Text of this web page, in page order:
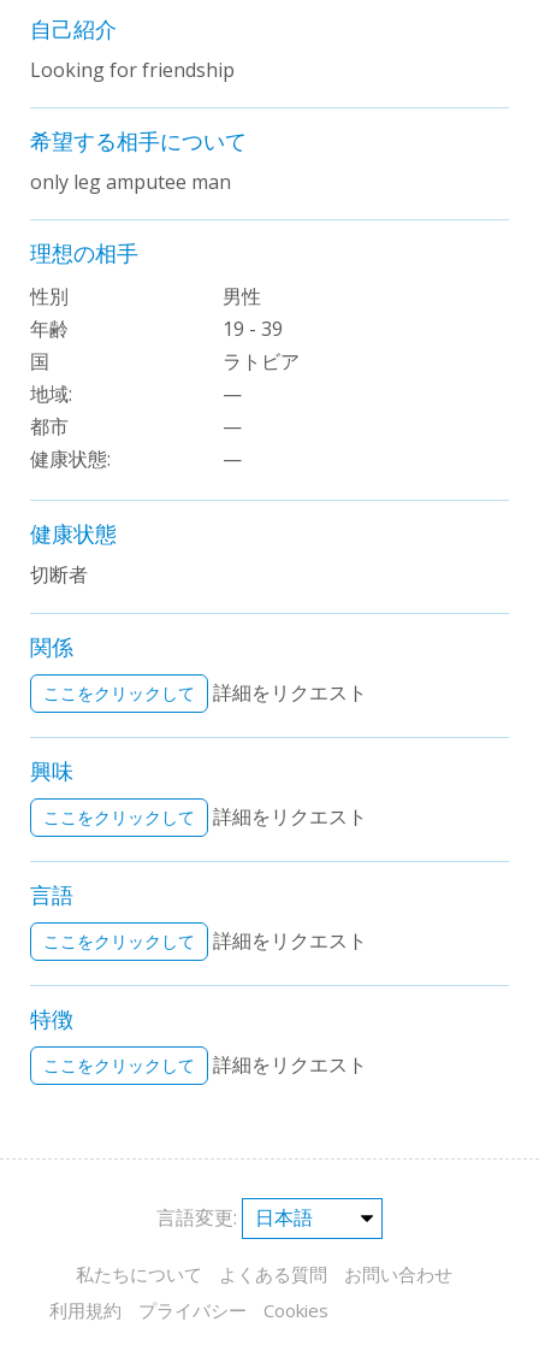
自己紹介
Looking for friendship
希望する相手について
only leg amputee man
理想の相手
性別
男性
年齢
19 - 39
国
ラトビア
地域:
—
都市
—
健康状態:
—
健康状態
切断者
関係
ここをクリックして 詳細をリクエスト
興味
ここをクリックして 詳細をリクエスト
言語
ここをクリックして 詳細をリクエスト
特徴
ここをクリックして 詳細をリクエスト
言語変更:
私たちについて よくある質問
お問い合わせ
利用規約
プライバシー Cookies